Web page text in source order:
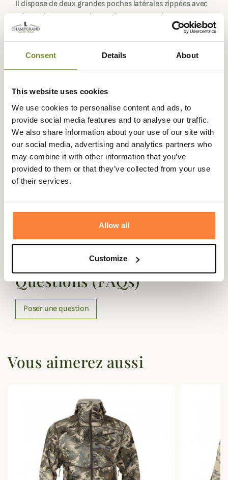
Consent Details About
This website uses cookies
We use cookies to personalise content and ads, to
provide social media features and to analyse our traffic.
We also share information about your use of our site with
our social media, advertising and analytics partners who
may combine it with other information that you’ve
provided to them or that they’ve collected from your use
of their services.
Allow all
Customize
Il dispose de deux grandes poches latérales zippées avec
rabat et bouton pression et d'un espace prévu pour y
ranger vos cartouches, très pratique en cas de besoin.
MSP®Mountain, optez pour leSweat à capuche Mountain
Hunter Expedition
Fiche technique
Composition 90% Polyester, 10% Elasthanne
Camouflage AXIS MSP®Mountain
Coloris Blanc, Camouflage , Gris, Vert
Matière
Genre Homme
Questions (FAQs)
Questions (FAQs)
Poser une question
Vous aimerez aussi